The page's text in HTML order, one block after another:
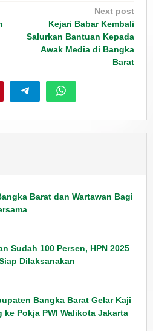
Next post
Kejari Babar Kembali
Salurkan Bantuan Kepada
Awak Media di Bangka
Barat
Barat dan Wartawan Bagi
Sudah 100 Persen, HPN 2025
Dilaksanakan
Bangka Barat Gelar Kaji
ke Pokja PWI Walikota Jakarta